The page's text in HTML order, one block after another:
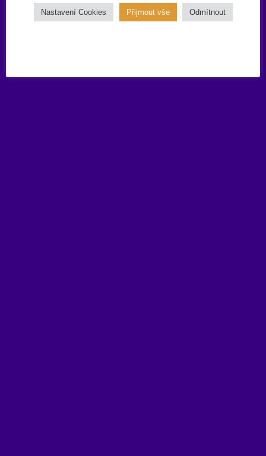
Nastavení Cookies Přijmout vše Odmítnout